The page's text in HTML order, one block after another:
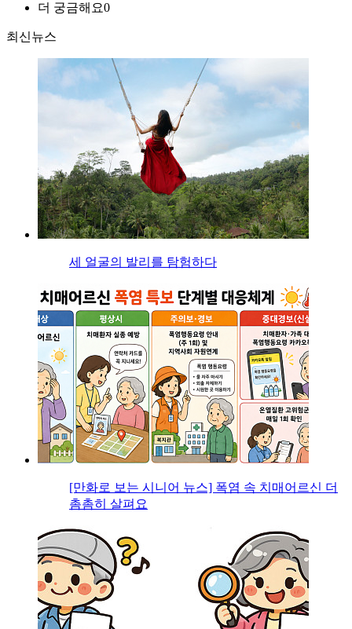
더 궁금해요0
최신뉴스
세 얼굴의 발리를 탐험하다
[만화로 보는 시니어 뉴스] 폭염 속 치매어르신 더
촘촘히 살펴요